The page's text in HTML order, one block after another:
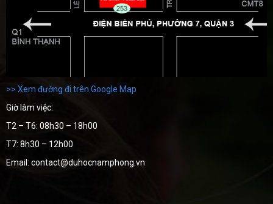
>> Xem đường đi trên Google Map
Giờ làm việc:
T2 – T6: 08h30 – 18h00
T7: 8h30 – 12h00
Email: contact@duhocnamphong.vn